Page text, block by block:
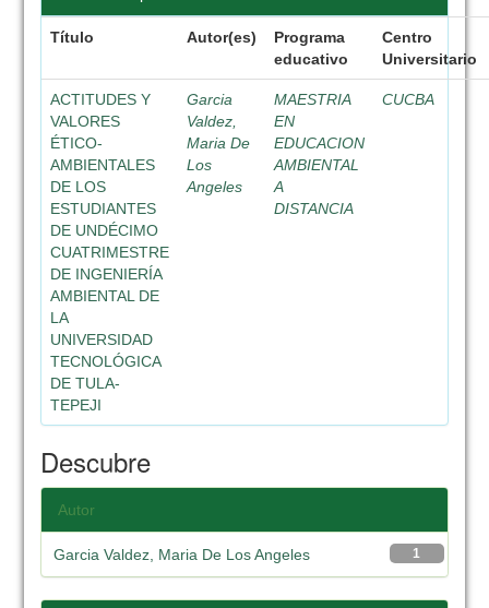
Título Autor(es)
Programa
educativo
Centro
Universitario
ACTITUDES Y
VALORES
ÉTICO-
AMBIENTALES
DE LOS
ESTUDIANTES
DE UNDÉCIMO
CUATRIMESTRE
DE INGENIERÍA
AMBIENTAL DE
LA
UNIVERSIDAD
TECNOLÓGICA
DE TULA-
TEPEJI
Garcia
Valdez,
Maria De
Los
Angeles
MAESTRIA
EN
EDUCACION
AMBIENTAL
A
DISTANCIA
CUCBA
Descubre
Autor
1
Garcia Valdez, Maria De Los Angeles